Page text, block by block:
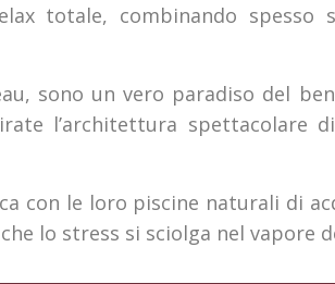
totale, combinando
sono un vero paradiso del
l’architettura spettacolare
con le loro piscine naturali di
lo stress si sciolga nel vapore